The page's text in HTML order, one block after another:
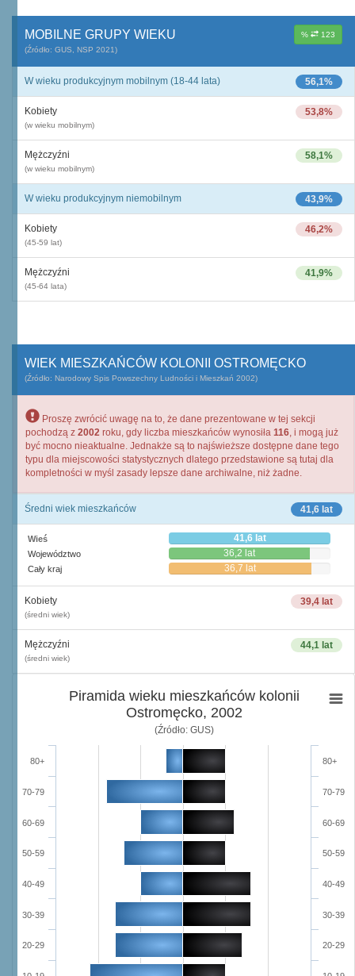
% 123
MOBILNE GRUPY WIEKU
(Źródło: GUS, NSP 2021)
56,1%
W wieku produkcyjnym mobilnym (18-44 lata)
53,8%
Kobiety
(w wieku mobilnym)
58,1%
Mężczyźni
(w wieku mobilnym)
43,9%
W wieku produkcyjnym niemobilnym
46,2%
Kobiety
(45-59 lat)
41,9%
Mężczyźni
(45-64 lata)
WIEK MIESZKAŃCÓW KOLONII OSTROMĘCKO
(Źródło: Narodowy Spis Powszechny Ludności i Mieszkań 2002)
Proszę zwrócić uwagę na to, że dane prezentowane w tej sekcji
pochodzą z 2002 roku, gdy liczba mieszkańców wynosiła 116, i mogą już
być mocno nieaktualne. Jednakże są to najświeższe dostępne dane tego
typu dla miejscowości statystycznych dlatego przedstawione są tutaj dla
kompletności w myśl zasady lepsze dane archiwalne, niż żadne.
41,6 lat
Średni wiek mieszkańców
Wieś 41,6 lat
Województwo 36,2 lat
Cały kraj 36,7 lat
39,4 lat
Kobiety
(średni wiek)
44,1 lat
Mężczyźni
(średni wiek)
Piramida wieku mieszkańców kolonii
Ostromęcko, 2002
(Źródło: GUS)
20-29
30-39
40-49
50-59
60-69
70-79
80+
20-29
30-39
40-49
50-59
60-69
70-79
80+